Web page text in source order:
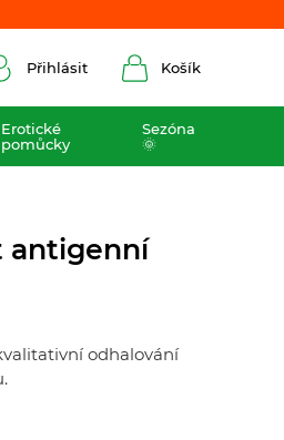
Přihlásit Košík
Erotické
pomůcky
Sezóna
🌞
antigenní
odhalování